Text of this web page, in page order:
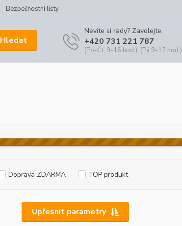
Bezpečnostní listy
Hledat
Nevíte si rady? Zavolejte.
+420 731 221 787
(Po-Čt, 9-16 hod.), (Pá 9-12 hod.)
Upřesnit parametry
Doprava ZDARMA TOP produkt